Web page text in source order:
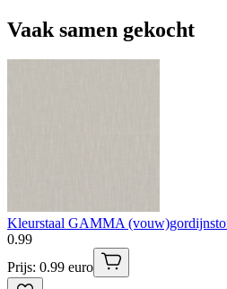
Vaak samen gekocht
Kleurstaal GAMMA
0.99
Prijs: 0.99 euro